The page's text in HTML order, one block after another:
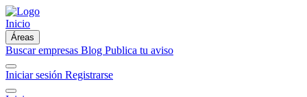
Inicio
Áreas
Buscar empresas Blog Publica tu aviso
Iniciar sesión Registrarse